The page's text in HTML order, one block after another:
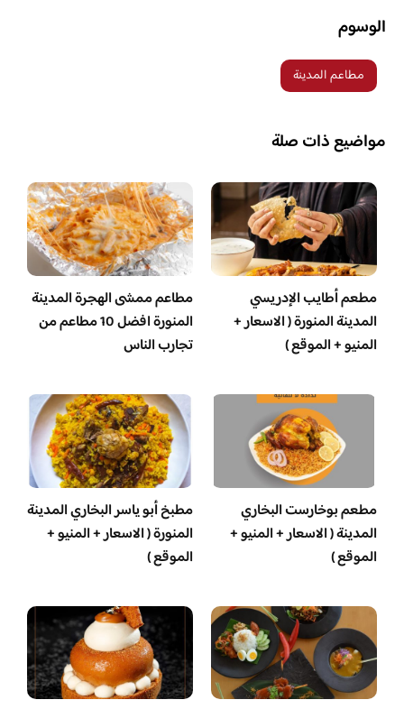
الوسوم
مطاعم المدينة
مواضيع ذات صلة
مطعم أطايب الإدريسي
المدينة المنورة ( الاسعار +
المنيو + الموقع )
مطاعم ممشى الهجرة المدينة
المنورة افضل 10 مطاعم من
تجارب الناس
مطعم بوخارست البخاري
المدينة ( الاسعار + المنيو +
الموقع )
مطبخ أبو ياسر البخاري المدينة
المنورة ( الاسعار + المنيو +
الموقع )